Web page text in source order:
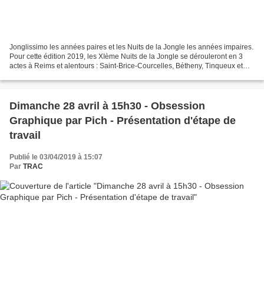
Jonglissimo les années paires et les Nuits de la Jongle les années impaires.
Pour cette édition 2019, les XIème Nuits de la Jongle se dérouleront en 3
actes à Reims et alentours : Saint-Brice-Courcelles, Bétheny, Tinqueux et
Dimanche 28 avril à 15h30 - Obsession
Graphique par Pich - Présentation d'étape de
travail
Publié le 03/04/2019 à 15:07
Par TRAC